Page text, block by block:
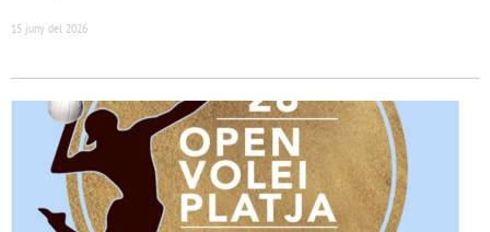
15 juny del 2026